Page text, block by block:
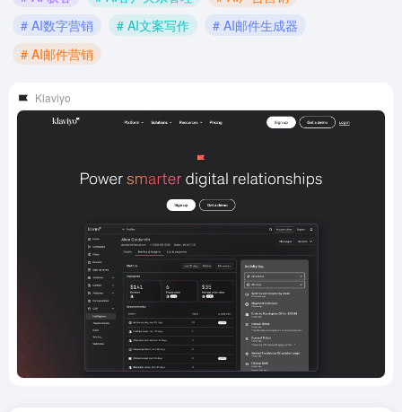
# AI数字营销
# AI文案写作
# AI邮件生成器
# AI邮件营销
Klaviyo